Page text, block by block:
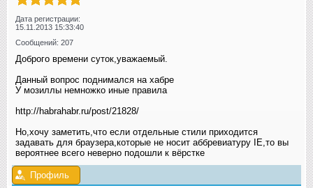
Дата регистрации:
15.11.2013 15:33:40
Сообщений: 207
Доброго времени суток,уважаемый.
Данный вопрос поднимался на хабре
У мозиллы немножко иные правила
http://habrahabr.ru/post/21828/
Но,хочу заметить,что если отдельные стили приходится
задавать для браузера,которые не носит аббревиатуру IE,то вы
вероятнее всего неверно подошли к вёрстке
Профиль